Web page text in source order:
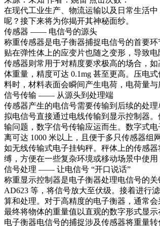
在现代工业生产、物流运输以及日常生活
呢？接下来将为你揭开其神秘面纱。​
传感器 —— 电信号的源头​
称重传感器是电子衡器捕捉电信号的首要
贴在弹性体上的应变片也随之变形，导致
传感器则常用于对精度要求极高的场合，
体重量，精度可达 0.1mg 甚至更高。压电
料时，材料表面会瞬间产生电荷，电荷量
信号传输 —— 从源头到处理端​
传感器产生的电信号需要传输到后续的处
拟电信号直接通过电线传输到显示控制器
输问题，数字信号传输应运而生。数字式
离可达 1000 米以上，且便于多只传感器组
如无线传输式电子挂钩秤。秤体上的传感
缚，方便在一些复杂环境或移动场景中使用
信号处理 —— 让电信号 “开口说话”​
称重显示控制器是电子衡器处理电信号的
AD623 等，将信号放大至伏级。接着进行
算和处理。对于高精度的电子衡器，通常
最终将物体的重量值以直观的数字形式显
电子衡器电信号的捕捉涉及传感器将重量